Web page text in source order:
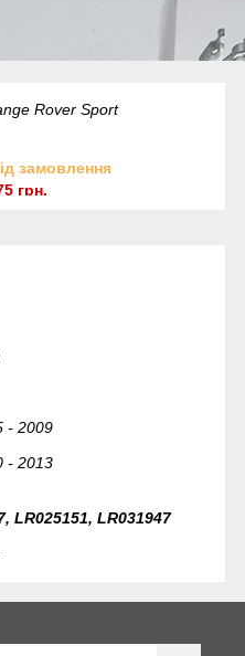
Rover Sport
замовлення
грн.
- 2009
- 2013
LR025151, LR031947